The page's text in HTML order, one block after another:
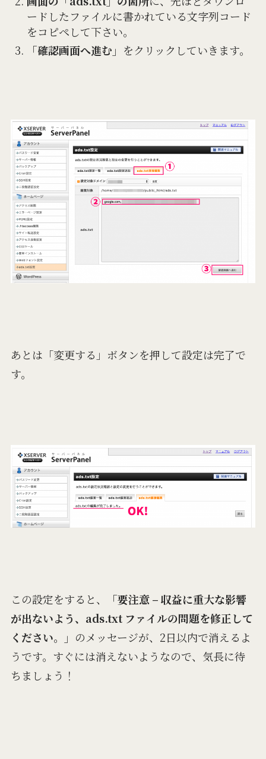
ードしたファイルに書かれている文字列コード
をコピペして下さい。
「確認画面へ進む」 をクリックしていきます。
あとは「変更する」ボタンを押して設定は完了で
す。
この設定をすると、
「要注意 – 収益に重大な影響
が出ないよう、ads.txt ファイルの問題を修正して
ください。」 のメッセージが、2日以内で消えるよ
うです。すぐには消えないようなので、気長に待
ちましょう！